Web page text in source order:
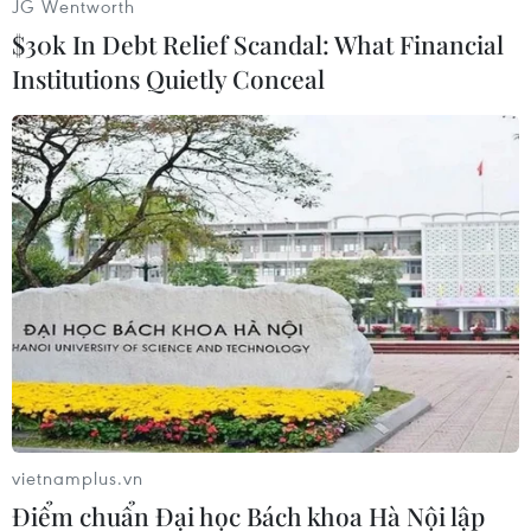
trong thời gian tới.
Bên cạnh đó là triển lãm sách và sản phẩm báo
chí –truyền thông của các thế hệ cán bộ, giảng
viên, học viên, sinh viên trong 60 năm qua củ
viện.
JG Wentworth
$30k In Debt Relief Scandal: What Financial
Institutions Quietly Conceal
vietnamplus.vn
Điểm chuẩn Đại học Bách khoa Hà Nội lập